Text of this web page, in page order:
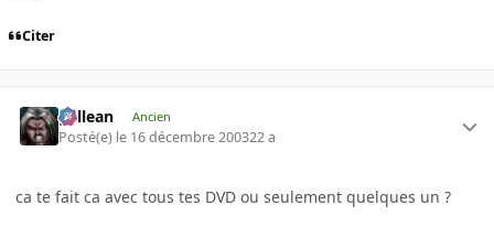
Citer
gallean Ancien
Posté(e) le 16 décembre 200322 a
ca te fait ca avec tous tes DVD ou seulement quelques un ?